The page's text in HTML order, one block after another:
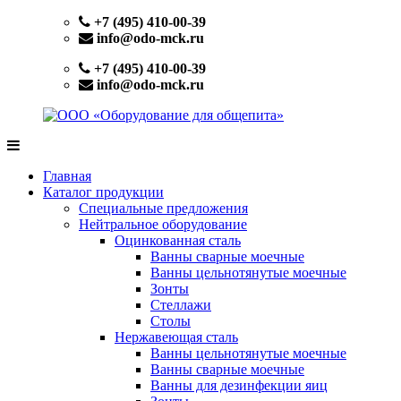
+7 (495) 410-00-39
info@odo-mck.ru
+7 (495) 410-00-39
info@odo-mck.ru
«Оборудование
общепита»
нейтрального
оборудования.
Поставки
теплового,
электромеханического
Главная
Каталог продукции
Специальные предложения
Нейтральное оборудование
Оцинкованная сталь
Ванны сварные моечные
Ванны цельнотянутые моечные
Зонты
Стеллажи
Столы
Нержавеющая сталь
Ванны цельнотянутые моечные
Ванны сварные моечные
Ванны для дезинфекции яиц